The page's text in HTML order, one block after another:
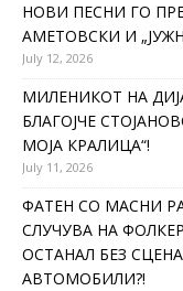
НОВИ ПЕСНИ ГО
АМЕТОВСКИ И
July 12, 2026
МИЛЕНИКОТ НА
БЛАГОЈЧЕ
МОЈА КРАЛИЦА“!
July 11, 2026
ФАТЕН СО МАСНИ
СЛУЧУВА НА
ОСТАНАЛ БЕЗ
АВТОМОБИЛИ?!